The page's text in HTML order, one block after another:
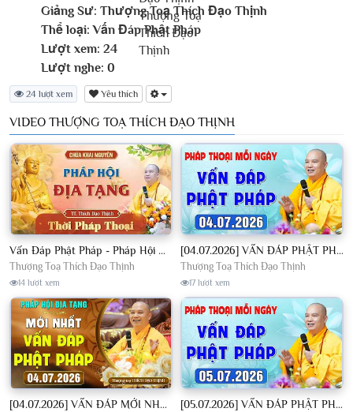
Giảng Sư: Thượng Toạ Thích Đạo Thịnh
Thể loại: Vấn Đáp Phật Pháp
Lượt xem: 24
Lượt nghe: 0
24 lượt xem Yêu thích
VIDEO THƯỢNG TOẠ THÍCH ĐẠO THỊNH
Vấn Đáp Phật Pháp - Pháp Hội Địa Tạng Ngày 01/08/2026│TT. Thích Đạo Thịnh
Thượng Toạ Thích Đạo Thịnh
14 lượt xem
[04.07.2026] VẤN ĐÁP PHẬT PHÁP - Nghe Thầy giảng Pháp mỗi ngày CÔNG ĐỨC VÔ LƯỢNG│TT. Thích Đạo Thịnh
Thượng Toạ Thích Đạo Thịnh
17 lượt xem
[04.07.2026] VẤN ĐÁP MỚI NHẤT - Pháp Hội Địa Tạng Chùa Khai Nguyên | TT. Thích Đạo Thịnh [05.07.2026] VẤN ĐÁP PHẬT PHÁP - Nghe Thầy giảng Pháp mỗi ngày CÔNG ĐỨC VÔ LƯỢNG│TT. Thích Đạo Thịnh